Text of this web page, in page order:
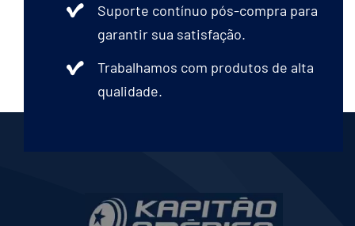
Suporte contínuo pós-compra para
garantir sua satisfação.
Trabalhamos com produtos de alta
qualidade.